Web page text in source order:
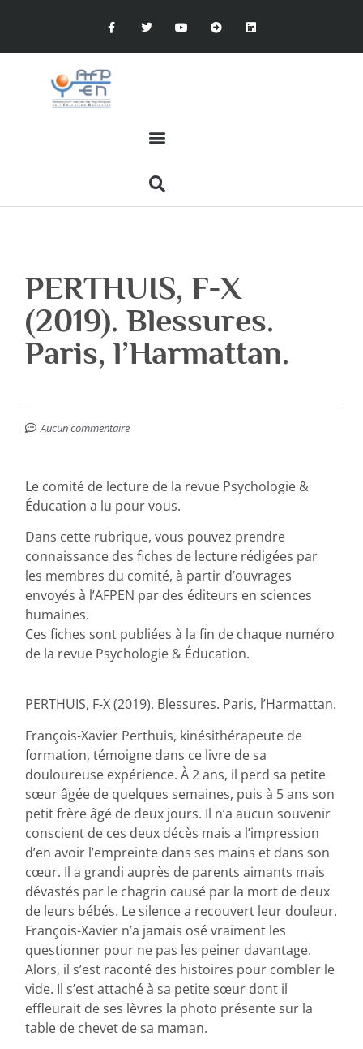
PERTHUIS, F-X
(2019). Blessures.
Paris, l’Harmattan.
Aucun commentaire
Le comité de lecture de la revue Psychologie &
Éducation a lu pour vous.
Dans cette rubrique, vous pouvez prendre
connaissance des fiches de lecture rédigées par
les membres du comité, à partir d’ouvrages
envoyés à l’AFPEN par des éditeurs en sciences
humaines.
Ces fiches sont publiées à la fin de chaque numéro
de la revue Psychologie & Éducation.
PERTHUIS, F-X (2019). Blessures. Paris, l’Harmattan.
François-Xavier Perthuis, kinésithérapeute de
formation, témoigne dans ce livre de sa
douloureuse expérience. À 2 ans, il perd sa petite
sœur âgée de quelques semaines, puis à 5 ans son
petit frère âgé de deux jours. Il n’a aucun souvenir
conscient de ces deux décès mais a l’impression
d’en avoir l’empreinte dans ses mains et dans son
cœur. Il a grandi auprès de parents aimants mais
dévastés par le chagrin causé par la mort de deux
de leurs bébés. Le silence a recouvert leur douleur.
François-Xavier n’a jamais osé vraiment les
questionner pour ne pas les peiner davantage.
Alors, il s’est raconté des histoires pour combler le
vide. Il s’est attaché à sa petite sœur dont il
effleurait de ses lèvres la photo présente sur la
table de chevet de sa maman.